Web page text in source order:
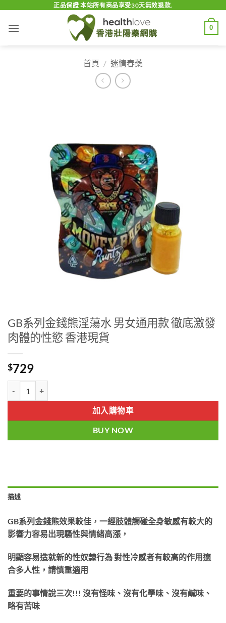
content
正品保證 本站所有商品享受30天無效退款.
0
首頁 / 迷情春藥
GB系列金錢熊淫蕩水 男女通用款 徹底激發
肉體的性慾 香港現貨
$729
加入購物車
BUY NOW
描述
GB系列金錢熊效果較佳，一經肢體觸碰全身敏感有較大的
影響力容易出現騷性與情緒高漲，
明顯容易造就新的性奴隸行為 對性冷感者有較高的作用適
合多人性，請慎重適用
重要的事情說三次!!! 沒有怪味、沒有化學味、沒有鹹味、
略有苦味